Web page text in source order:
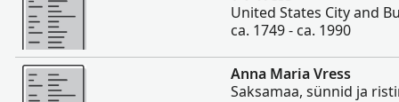
United States City and
ca. 1749 - ca. 1990
Rohkem
Anna Maria Vress
Saksamaa, sünnid ja